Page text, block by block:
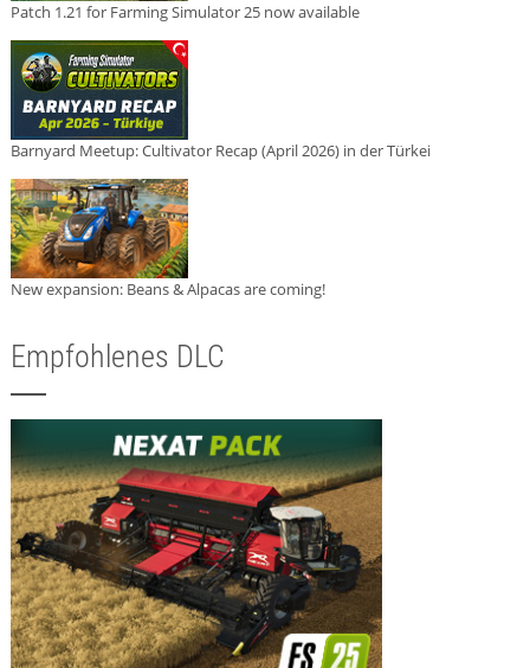
Patch 1.21 for Farming Simulator 25 now available
Barnyard Meetup: Cultivator Recap (April 2026) in der Türkei
New expansion: Beans & Alpacas are coming!
Empfohlenes DLC